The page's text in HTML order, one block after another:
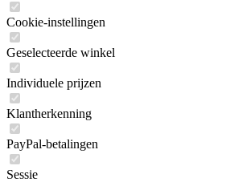
Cookie-instellingen
Geselecteerde winkel
Individuele prijzen
Klantherkenning
PayPal-betalingen
Sessie